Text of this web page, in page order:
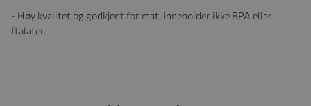
- Høy kvalitet og godkjent for mat, inneholder ikke BPA eller
ftalater.